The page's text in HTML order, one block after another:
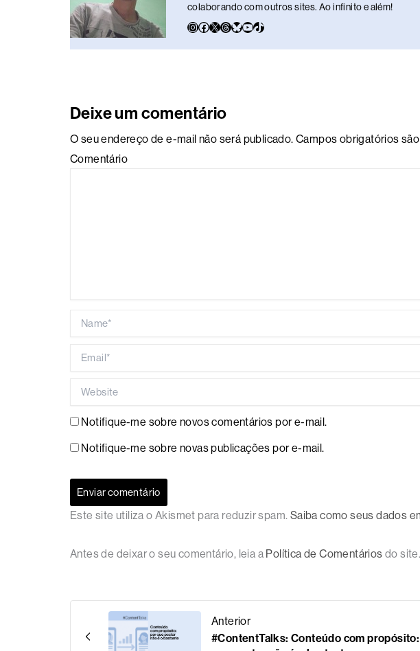
colaborando com outros sites. Ao infinito e além!
Deixe um comentário
O seu endereço de e-mail não será publicado. Campos obrigatórios
Comentário
Notifique-me sobre novos comentários por e-mail.
Notifique-me sobre novas publicações por e-mail.
Este site utiliza o Akismet para reduzir spam. Saiba como seus dados
Antes de deixar o seu comentário, leia a Política de Comentários do site.
Anterior
#ContentTalks: Conteúdo com